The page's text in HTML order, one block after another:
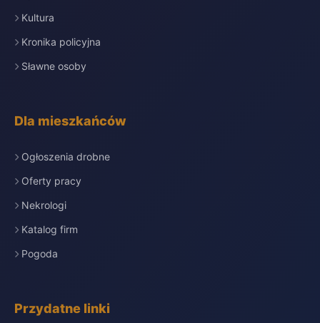
Kultura
Kronika policyjna
Sławne osoby
Dla mieszkańców
Ogłoszenia drobne
Oferty pracy
Nekrologi
Katalog firm
Pogoda
Przydatne linki